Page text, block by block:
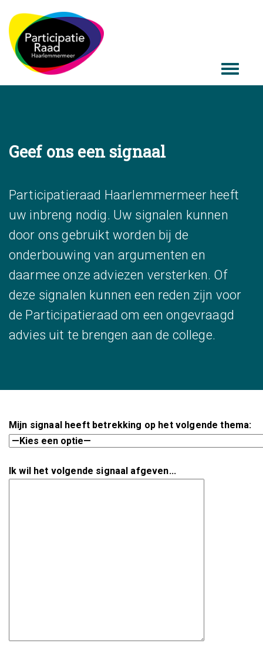
Geef ons een signaal
Participatieraad Haarlemmermeer heeft
uw inbreng nodig. Uw signalen kunnen
door ons gebruikt worden bij de
onderbouwing van argumenten en
daarmee onze adviezen versterken. Of
deze signalen kunnen een reden zijn voor
de Participatieraad om een ongevraagd
advies uit te brengen aan de college.
Mijn signaal heeft betrekking op het volgende thema:
Ik wil het volgende signaal afgeven...